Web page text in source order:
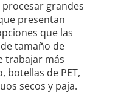
procesar grandes
presentan
que las
tamaño de
trabajar más
botellas de PET,
secos y paja.